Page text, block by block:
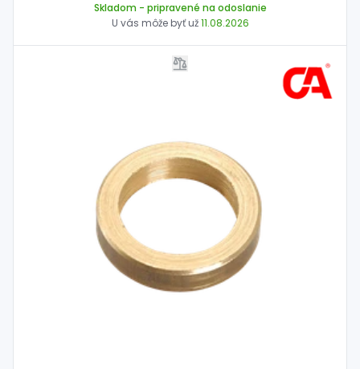
Skladom - pripravené na odoslanie
U vás môže byť už11.08.2026